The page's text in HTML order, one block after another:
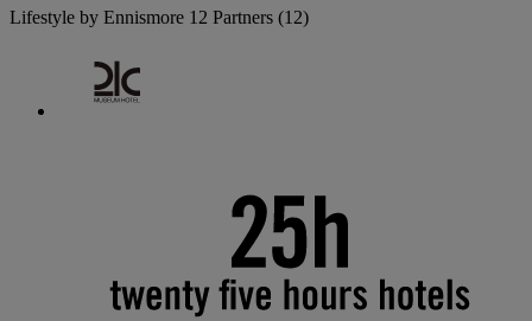
Lifestyle by Ennismore 12 Partners (12)